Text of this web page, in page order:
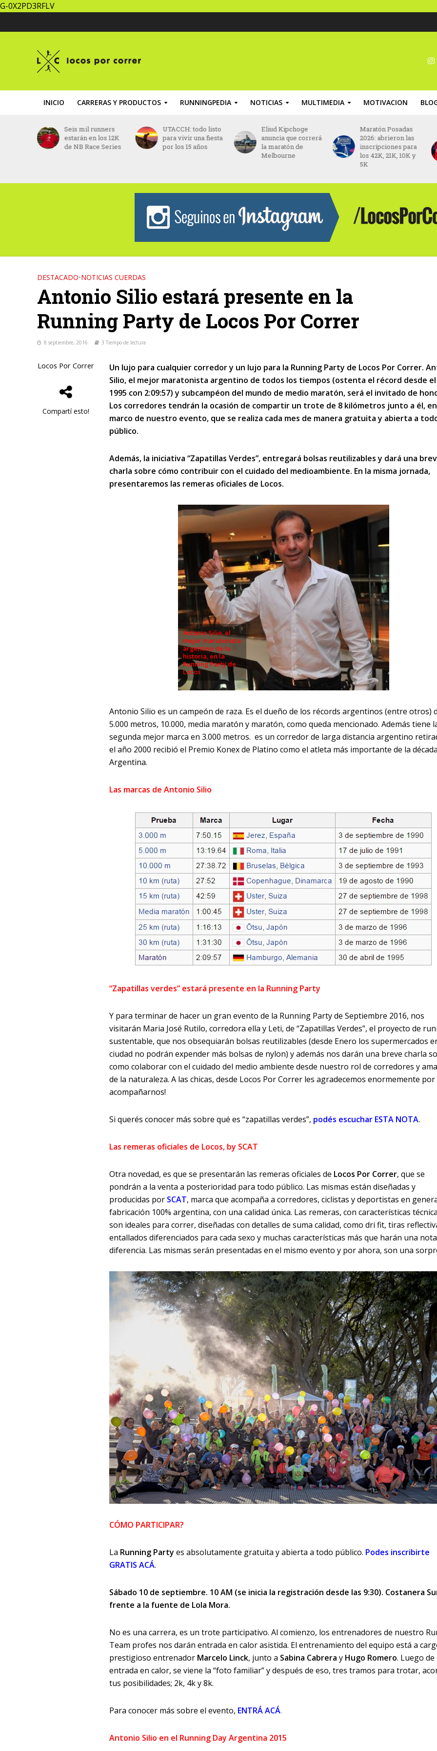
G-0X2PD3RFLV
INICIO CARRERAS Y PRODUCTOS RUNNINGPEDIA NOTICIAS MULTIMEDIA MOTIVACION
Seis mil runners
estarán en los 12K
de NB Race Series
UTACCH: todo listo
para vivir una fiesta
por los 15 años
Eliud Kipchoge
anuncia que correrá
la maratón de
Melbourne
Maratón Posadas
2026: abrieron las
inscripciones para
los 42K, 21K, 10K y
5K
DESTACADO•NOTICIAS CUERDAS
Antonio Silio estará presente en la
Running Party de Locos Por Correr
8 septiembre, 2016 3 Tiempo de lectura
Locos Por Correr
Compartí esto!
Un lujo para cualquier corredor y un lujo para la Running Party de Locos Por Correr.
Silio, el mejor maratonista argentino de todos los tiempos (ostenta el récord desde
1995 con 2:09:57) y subcampéon del mundo de medio maratón, será el invitado de
Los corredores tendrán la ocasión de compartir un trote de 8 kilómetros junto a él,
marco de nuestro evento, que se realiza cada mes de manera gratuita y abierta a
público.
Además, la iniciativa “Zapatillas Verdes”, entregará bolsas reutilizables y dará una
charla sobre cómo contribuir con el cuidado del medioambiente. En la misma jornada,
presentaremos las remeras oficiales de Locos.
Antonio Silio, el
mejor maratonista
argentino de la
historia, en la
Running Party de
Locos
Antonio Silio es un campeón de raza. Es el dueño de los récords argentinos (entre otros)
5.000 metros, 10.000, media maratón y maratón, como queda mencionado. Además tiene
segunda mejor marca en 3.000 metros. es un corredor de larga distancia argentino
el año 2000 recibió el Premio Konex de Platino como el atleta más importante de la
Argentina.
Las marcas de Antonio Silio
“Zapatillas verdes” estará presente en la Running Party
Y para terminar de hacer un gran evento de la Running Party de Septiembre 2016, nos
visitarán Maria José Rutilo, corredora ella y Leti, de “Zapatillas Verdes”, el proyecto de
sustentable, que nos obsequiarán bolsas reutilizables (desde Enero los supermercados
ciudad no podrán expender más bolsas de nylon) y además nos darán una breve charla
como colaborar con el cuidado del medio ambiente desde nuestro rol de corredores y
de la naturaleza. A las chicas, desde Locos Por Correr les agradecemos enormemente por
acompañarnos!
Si querés conocer más sobre qué es “zapatillas verdes”, podés escuchar ESTA NOTA.
Las remeras oficiales de Locos, by SCAT
Otra novedad, es que se presentarán las remeras oficiales de Locos Por Correr, que se
pondrán a la venta a posterioridad para todo público. Las mismas están diseñadas y
producidas por SCAT, marca que acompaña a corredores, ciclistas y deportistas en
fabricación 100% argentina, con una calidad única. Las remeras, con características
son ideales para correr, diseñadas con detalles de suma calidad, como dri fit, tiras
entallados diferenciados para cada sexo y muchas características más que harán una
diferencia. Las mismas serán presentadas en el mismo evento y por ahora, son una
CÓMO PARTICIPAR?
La Running Party es absolutamente gratuita y abierta a todo público. Podes inscribirte
GRATIS ACÁ.
Sábado 10 de septiembre. 10 AM (se inicia la registración desde las 9:30). Costanera
frente a la fuente de Lola Mora.
No es una carrera, es un trote participativo. Al comienzo, los entrenadores de nuestro
Team profes nos darán entrada en calor asistida. El entrenamiento del equipo está a
prestigioso entrenador Marcelo Linck, junto a Sabina Cabrera y Hugo Romero. Luego de
entrada en calor, se viene la “foto familiar” y después de eso, tres tramos para trotar,
tus posibilidades; 2k, 4k y 8k.
Para conocer más sobre el evento, ENTRÁ ACÁ.
Antonio Silio en el Running Day Argentina 2015